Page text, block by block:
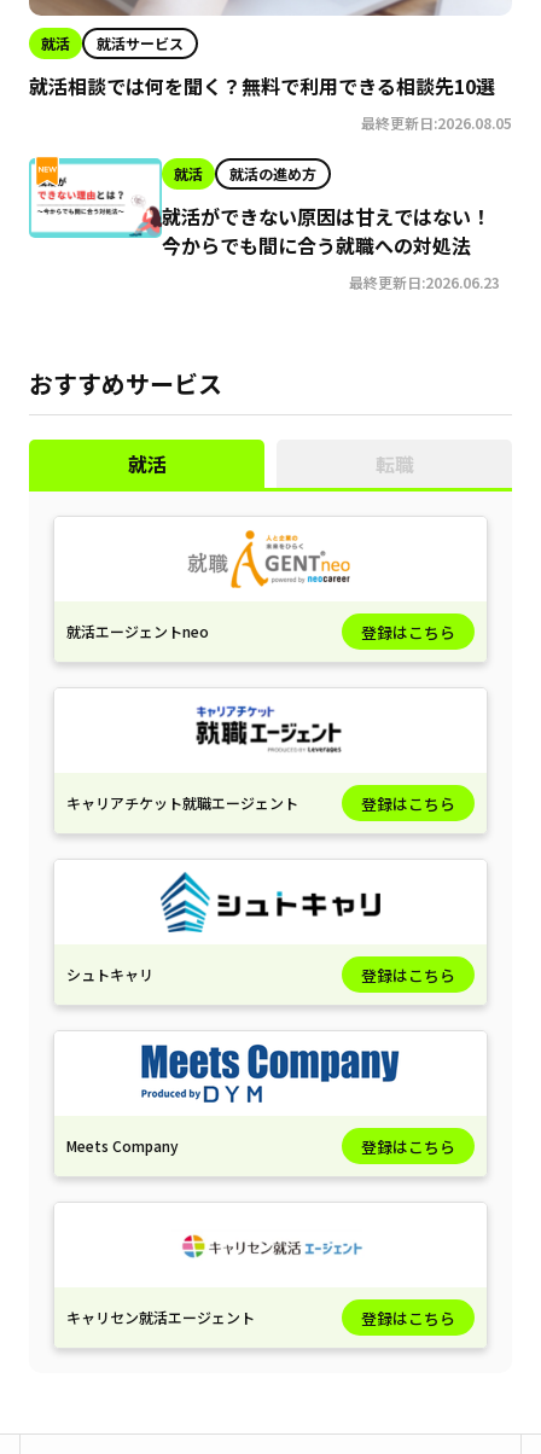
就活 就活サービス
就活相談では何を聞く？無料で利用できる相談先10選
最終更新日:2026.08.05
就活 就活の進め方
就活ができない原因は甘えではない！
今からでも間に合う就職への対処法
最終更新日:2026.06.23
おすすめサービス
就活 転職
就活エージェントneo 登録はこちら
キャリアチケット就職エージェント 登録はこちら
シュトキャリ 登録はこちら
Meets Company 登録はこちら
キャリセン就活エージェント 登録はこちら